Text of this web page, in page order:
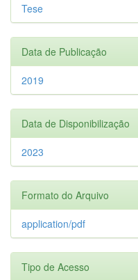
Tese
Data de Publicação
2019
Data de Disponibilização
2023
Formato do Arquivo
application/pdf
Tipo de Acesso